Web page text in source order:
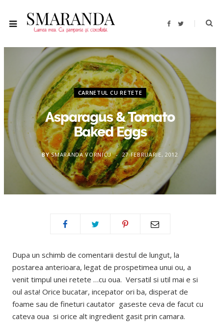
F
b
o
k
T
t
CARNETUL CU RETETE
Asparagus & Tomato
Baked Eggs
BY SMARANDA VORNICU 27 FEBRUARIE, 2012
Dupa un schimb de comentarii destul de lungut, la
postarea anterioara, legat de prospetimea unui ou, a
venit timpul unei retete …cu oua. Versatil si util mai e si
oul asta! Orice bucatar, incepator ori ba, disperat de
foame sau de fineturi cautator gaseste ceva de facut cu
cateva oua si orice alt ingredient gasit prin camara.